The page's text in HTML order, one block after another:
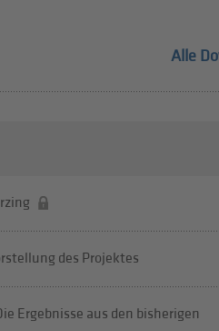
Alle
des Projektes
Ergebnisse aus den bisherigen